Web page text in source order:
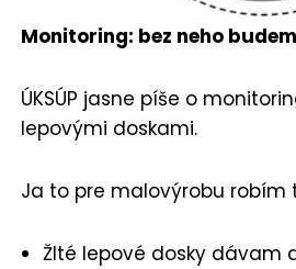
Monitoring: bez neho
ÚKSÚP jasne píše o
lepovými doskami.
Ja to pre malovýrobu robím
Žlté lepové dosky dávam